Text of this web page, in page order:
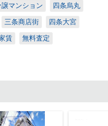
譲マンション 四条烏丸
三条商店街 四条大宮
賃 無料査定